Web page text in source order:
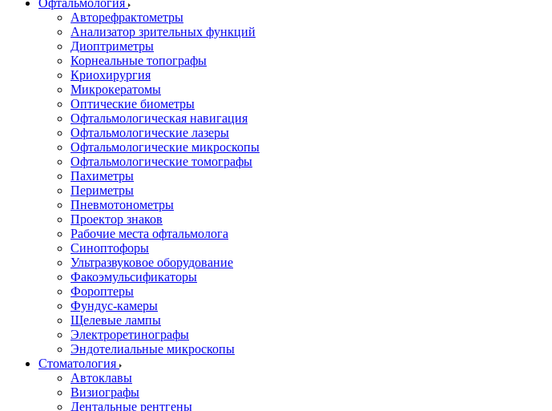
Офтальмология
Авторефрактометры
Анализатор зрительных функций
Диоптриметры
Корнеальные топографы
Криохирургия
Микрокератомы
Оптические биометры
Офтальмологическая навигация
Офтальмологические лазеры
Офтальмологические микроскопы
Офтальмологические томографы
Пахиметры
Периметры
Пневмотонометры
Проектор знаков
Рабочие места офтальмолога
Синоптофоры
Ультразвуковое оборудование
Факоэмульсификаторы
Фороптеры
Фундус-камеры
Щелевые лампы
Электроретинографы
Эндотелиальные микроскопы
Стоматология
Автоклавы
Визиографы
Дентальные рентгены